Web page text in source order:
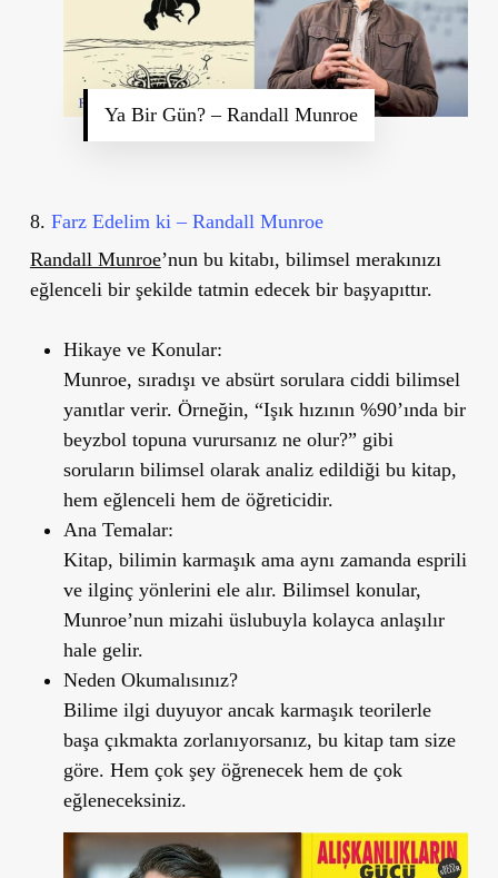
Ya Bir Gün? – Randall Munroe
8. Farz Edelim ki – Randall Munroe
Randall Munroe’nun bu kitabı, bilimsel merakınızı
eğlenceli bir şekilde tatmin edecek bir başyapıttır.
Hikaye ve Konular:
Munroe, sıradışı ve absürt sorulara ciddi bilimsel
yanıtlar verir. Örneğin, “Işık hızının %90’ında bir
beyzbol topuna vurursanız ne olur?” gibi
soruların bilimsel olarak analiz edildiği bu kitap,
hem eğlenceli hem de öğreticidir.
Ana Temalar:
Kitap, bilimin karmaşık ama aynı zamanda esprili
ve ilginç yönlerini ele alır. Bilimsel konular,
Munroe’nun mizahi üslubuyla kolayca anlaşılır
hale gelir.
Neden Okumalısınız?
Bilime ilgi duyuyor ancak karmaşık teorilerle
başa çıkmakta zorlanıyorsanız, bu kitap tam size
göre. Hem çok şey öğrenecek hem de çok
eğleneceksiniz.